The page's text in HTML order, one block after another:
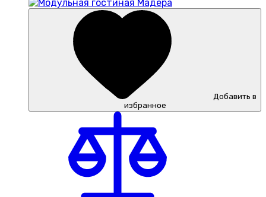
Добавить в
избранное